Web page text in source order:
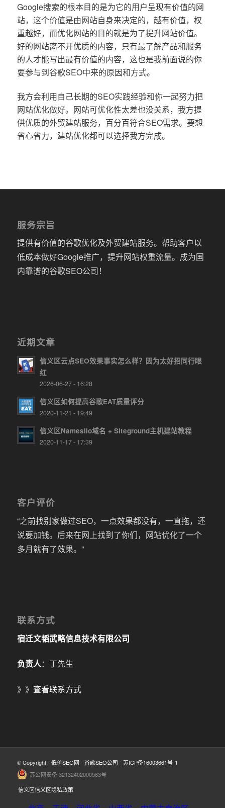
Google搜索的根本目的是为它的用户呈现有价值的网
站，这个价值是由网站自身来决定的，越有价值，权
重越好，而优化网站的目的就是为了提升网站价值。
好的网站离不开优质的内容，只有最了解产品和服务
的人才能写出最有价值的内容，这也是我前面说的你
要参与到谷歌SEO中来的原因和方式。
我方会利用自己长期的SEO实践经验和你一起努力把
网站优化做好。网站可优化性太差也没关系，我方提
供优质的外贸建站服务，百分百符合SEO需求。要想
省心省力，建站优化都可以选择我方完成。
服务宗旨
提供有价值的谷歌优化及外贸建站服务。帮助客户以
低成本做好Google推广，提升网站权重流量。成为国
内靠谱的谷歌SEO公司！
近期文章
信义区云点SEO效果事实怎么样？因为太好招同行眼
红
2026-06-27 - 16:28
信义区如何提高谷歌EAT质量评分
2020-11-21 - 19:49
信义区Namesilo域名 + Siteground主机建站教程
2020-11-17 - 17:39
客户评价
“之前找别家做过SEO，一点效果都没有，一直拖，还
说要加钱。后来在网上找到了你们，网站优化了一个
多月就有了效果。”
联系方式
宿迁文韬武略信息技术有限公司
负责人：丁先生
》》 查看联系方式
© Copyright - 低价SEO网 - 谷歌SEO公司 - 苏ICP备16003661号-1
苏公网安备 32132402000563号
信义区信义区隐私政策